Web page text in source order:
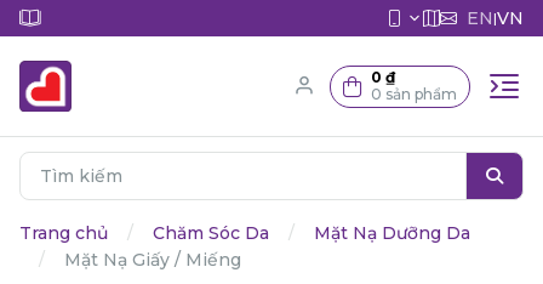
EN|VN
0 ₫
0 sản phẩm
Trang chủ Chăm Sóc Da
Mặt Nạ Dưỡng Da
Mặt Nạ Giấy / Miếng